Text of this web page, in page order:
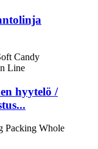
hyytelö /